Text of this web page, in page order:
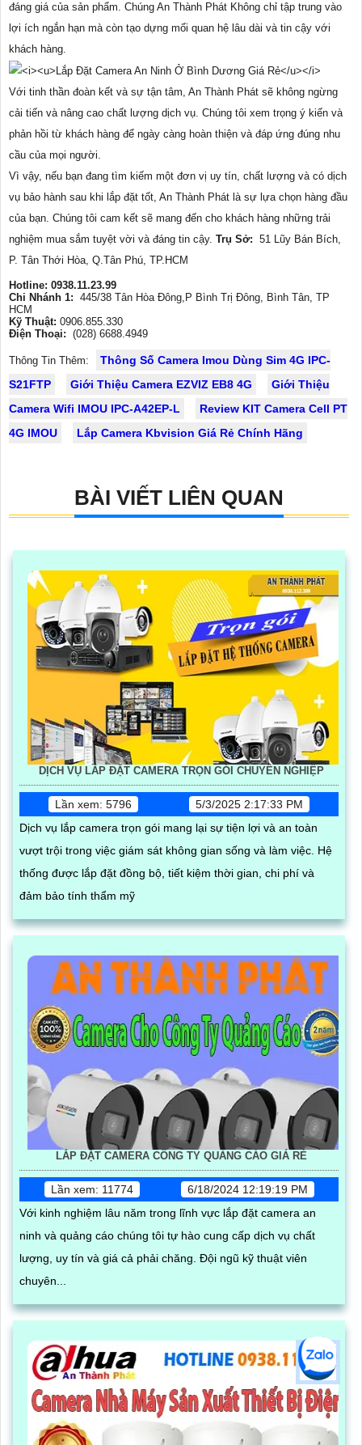
đáng giá của sản phẩm. Chúng An Thành Phát Không chỉ tập trung vào
lợi ích ngắn hạn mà còn tạo dựng mối quan hệ lâu dài và tin cậy với
khách hàng.
Với tinh thần đoàn kết và sự tận tâm, An Thành Phát sẽ không ngừng
cải tiến và nâng cao chất lượng dịch vụ. Chúng tôi xem trọng ý kiến và
phản hồi từ khách hàng để ngày càng hoàn thiện và đáp ứng đúng nhu
cầu của mọi người.
Vì vậy, nếu bạn đang tìm kiếm một đơn vị uy tín, chất lượng và có dịch
vụ bảo hành sau khi lắp đặt tốt, An Thành Phát là sự lựa chọn hàng đầu
của bạn. Chúng tôi cam kết sẽ mang đến cho khách hàng những trải
nghiệm mua sắm tuyệt vời và đáng tin cậy. Trụ Sở: 51 Lũy Bán Bích,
P. Tân Thới Hòa, Q.Tân Phú, TP.HCM
Hotline: 0938.11.23.99
Chi Nhánh 1: 445/38 Tân Hòa Đông,P Bình Trị Đông, Bình Tân, TP
HCM
Kỹ Thuật: 0906.855.330
Điện Thoại: (028) 6688.4949
Thông Tin Thêm:
Thông Số Camera Imou Dùng Sim 4G IPC-
S21FTP
Giới Thiệu Camera EZVIZ EB8 4G
Giới Thiệu
Camera Wifi IMOU IPC-A42EP-L
Review KIT Camera Cell PT
4G IMOU
Lắp Camera Kbvision Giá Rẻ Chính Hãng
BÀI VIẾT LIÊN QUAN
DỊCH VỤ LẮP ĐẶT CAMERA TRỌN GÓI CHUYÊN NGHIỆP
Lần xem: 5796
5/3/2025 2:17:33 PM
Dịch vụ lắp camera trọn gói mang lại sự tiện lợi và an toàn
vượt trội trong việc giám sát không gian sống và làm việc. Hệ
thống được lắp đặt đồng bộ, tiết kiệm thời gian, chi phí và
đảm bảo tính thẩm mỹ
LẮP ĐẶT CAMERA CÔNG TY QUẢNG CÁO GIÁ RẺ
Lần xem: 11774
6/18/2024 12:19:19 PM
Với kinh nghiệm lâu năm trong lĩnh vực lắp đặt camera an
ninh và quảng cáo chúng tôi tự hào cung cấp dịch vụ chất
lượng, uy tín và giá cả phải chăng. Đội ngũ kỹ thuật viên
chuyên...